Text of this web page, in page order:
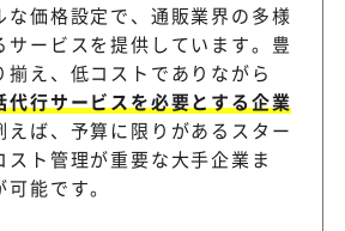
な価格設定で、通販業界の多様
サービスを提供しています。豊
揃え、低コストでありながら
代行サービスを必要とする企業
えば、予算に限りがあるスター
スト管理が重要な大手企業ま
能です。